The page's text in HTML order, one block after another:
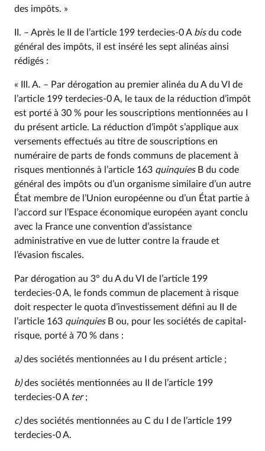
des impôts. »
II. – Après le II de l’article 199 terdecies-0 A bisdu code
général des impôts, il est inséré les sept alinéas ainsi
rédigés :
« III. A. – Par dérogation au premier alinéa du A du VI de
l’article 199 terdecies-0 A, le taux de la réduction d’impôt
est porté à 30 % pour les souscriptions mentionnées au I
du présent article. La réduction d’impôt s’applique aux
versements effectués au titre de souscriptions en
numéraire de parts de fonds communs de placement à
risques mentionnés à l’article 163 quinquiesB du code
général des impôts ou d’un organisme similaire d’un autre
État membre de l’Union européenne ou d’un État partie à
l’accord sur l’Espace économique européen ayant conclu
avec la France une convention d’assistance
administrative en vue de lutter contre la fraude et
l’évasion fiscales.
Par dérogation au 3° du A du VI de l’article 199
terdecies-0 A, le fonds commun de placement à risque
doit respecter le quota d’investissement défini au II de
l’article 163 quinquiesB ou, pour les sociétés de capital-
risque, porté à 70 % dans :
a)des sociétés mentionnées au I du présent article ;
b)des sociétés mentionnées au II de l’article 199
terdecies-0 A ter;
c)des sociétés mentionnées au C du I de l’article 199
terdecies-0 A.